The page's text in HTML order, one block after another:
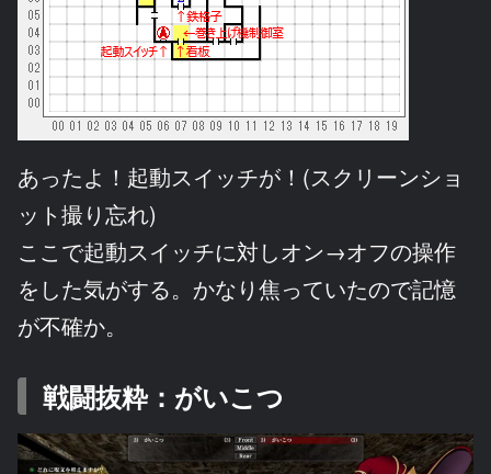
あったよ！起動スイッチが！(スクリーンショ
ット撮り忘れ)
ここで起動スイッチに対しオン→オフの操作
をした気がする。かなり焦っていたので記憶
が不確か。
戦闘抜粋：がいこつ